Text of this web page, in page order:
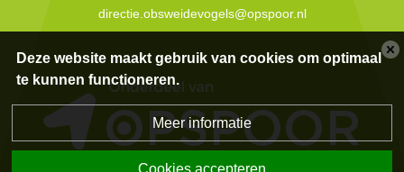
directie.obsweidevogels@opspoor.nl
Deze website maakt gebruik van cookies om optimaal
te kunnen functioneren.
Meer informatie
Cookies accepteren